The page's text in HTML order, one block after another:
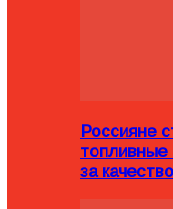
Россияне
топливные
за